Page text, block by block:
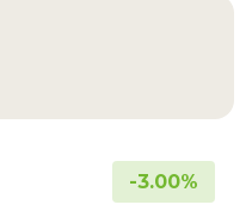
-3.00%